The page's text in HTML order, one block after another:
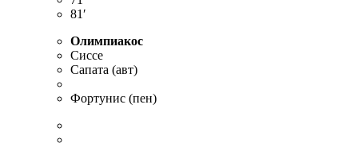
81′
Олимпиакос
Сиссе
Сапата (авт)
Фортунис (пен)